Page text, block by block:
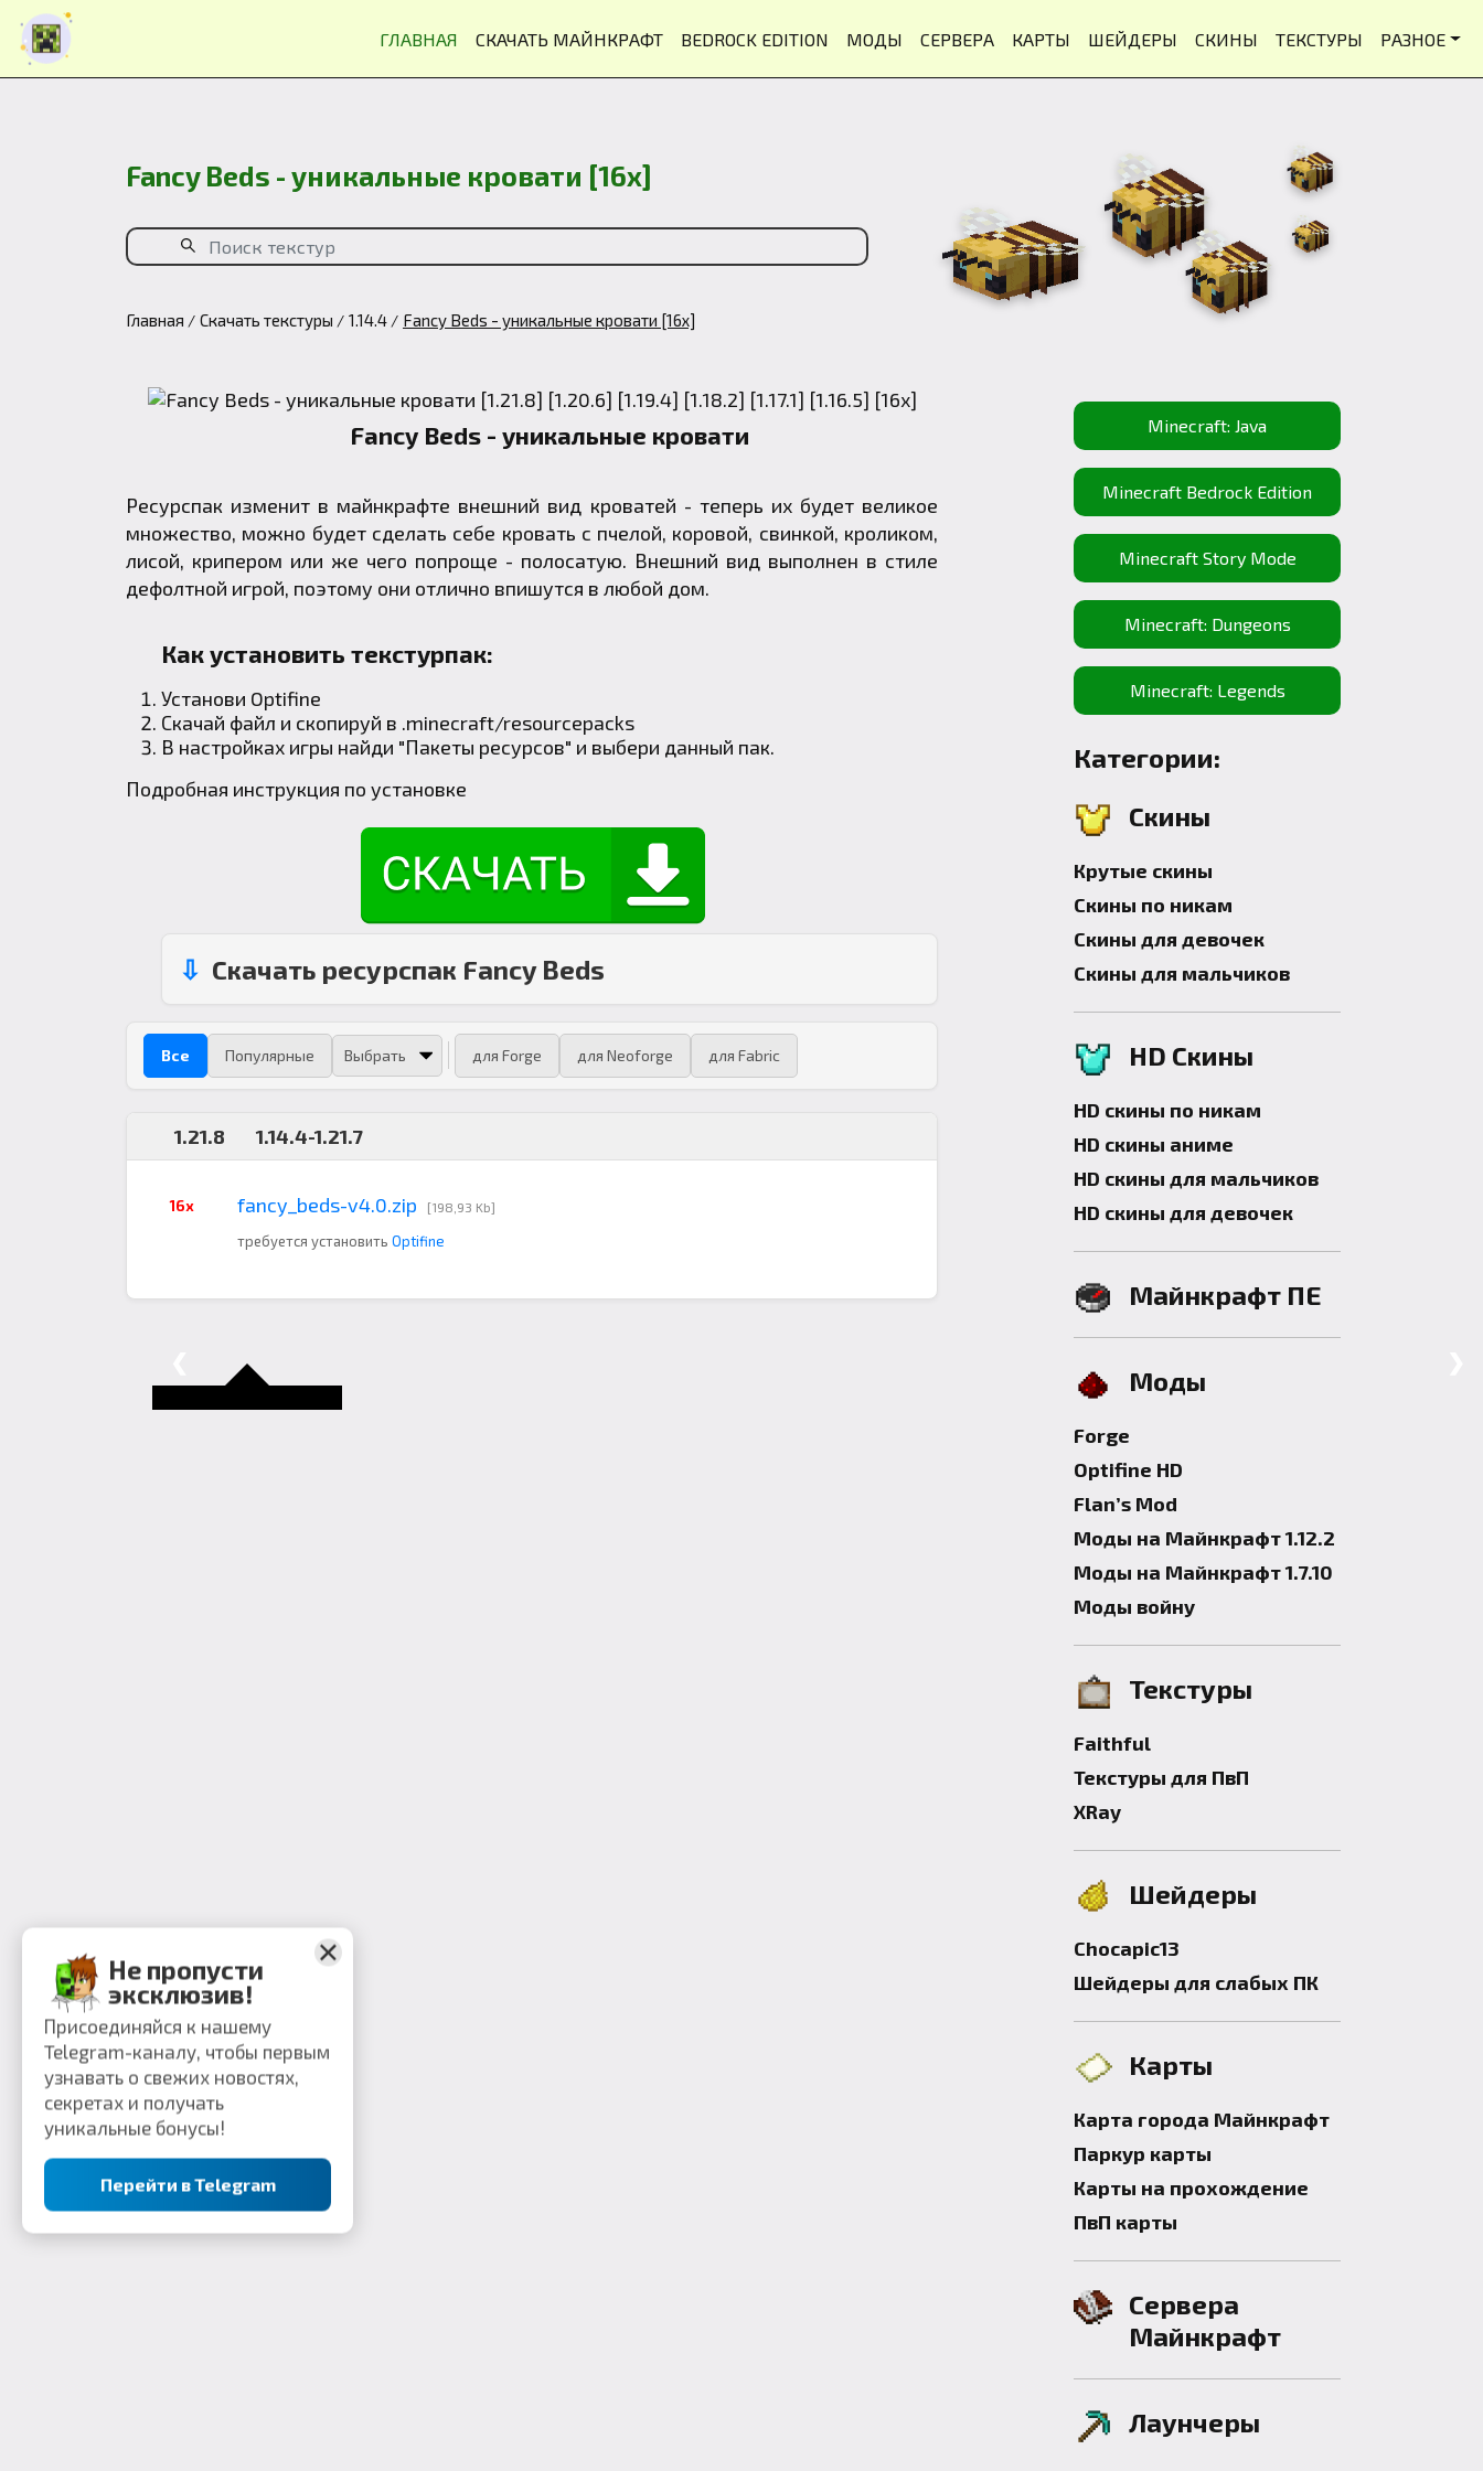
ГЛАВНАЯ СКАЧАТЬ МАЙНКРАФТ BEDROCK EDITION МОДЫ СЕРВЕРА КАРТЫ ШЕЙДЕРЫ СКИНЫ ТЕКСТУРЫ РАЗНОЕ
Fancy Beds - уникальные кровати [16x]
Главная Скачать текстуры 1.14.4 Fancy Beds - уникальные кровати [16x]
Fancy Beds - уникальные кровати
Ресурспак изменит в майнкрафте внешний вид кроватей - теперь их будет великое
множество, можно будет сделать себе кровать с пчелой, коровой, свинкой, кроликом,
лисой, крипером или же чего попроще - полосатую. Внешний вид выполнен в стиле
дефолтной игрой, поэтому они отлично впишутся в любой дом.
Как установить текстурпак:
Установи Optifine
Скачай файл и скопируй в .minecraft/resourcepacks
В настройках игры найди "Пакеты ресурсов" и выбери данный пак.
Подробная инструкция по установке
Скачать ресурспак Fancy Beds
Все Популярные для Forge для Neoforge для Fabric
1.21.8 1.14.4-1.21.7
16x fancy_beds-v4.0.zip [198,93 Kb]
требуется установить Optifine
Minecraft: Java
Minecraft Bedrock Edition
Minecraft Story Mode
Minecraft: Dungeons
Minecraft: Legends
Категории:
Скины
Крутые скины
Скины по никам
Скины для девочек
Скины для мальчиков
HD Скины
HD скины по никам
HD скины аниме
HD скины для мальчиков
HD скины для девочек
Майнкрафт ПЕ
Моды
Forge
Optifine HD
Flan’s Mod
Моды на Майнкрафт 1.12.2
Моды на Майнкрафт 1.7.10
Моды войну
Текстуры
Faithful
Текстуры для ПвП
XRay
Шейдеры
Chocapic13
Шейдеры для слабых ПК
Карты
Карта города Майнкрафт
Паркур карты
Карты на прохождение
ПвП карты
Сервера
Майнкрафт
Лаунчеры
Не пропусти
эксклюзив!
Присоединяйся к нашему
Telegram-каналу, чтобы первым
узнавать о свежих новостях,
секретах и получать
уникальные бонусы!
Перейти в Telegram